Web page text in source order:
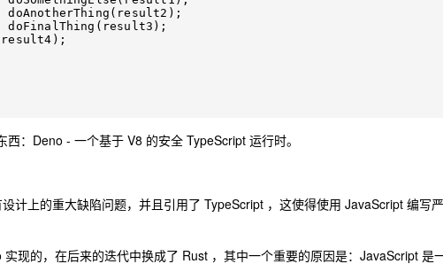
：Deno - 一个基于 V8 的安全 TypeScript 运行时。
计上的重大缺陷问题，并且引用了 TypeScript ，这使得使用 JavaScript 编写严
现的，在后来的迭代中换成了 Rust ，其中一个重要的原因是：JavaScript 是